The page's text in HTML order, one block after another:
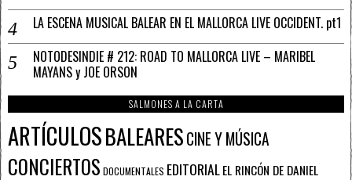
LA ESCENA MUSICAL BALEAR EN EL MALLORCA LIVE OCCIDENT. pt1
NOTODESINDIE # 212: ROAD TO MALLORCA LIVE – MARIBEL
MAYANS y JOE ORSON
SALMONES A LA CARTA
ARTÍCULOSBALEARESCINE Y MÚSICA
CONCIERTOS DOCUMENTALES EDITORIALEL RINCÓN DE DANIEL